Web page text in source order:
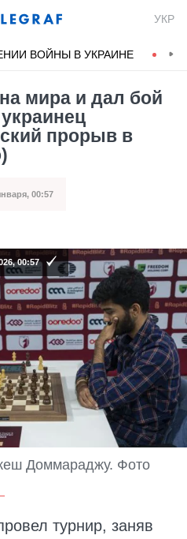
УКР
ВОЙНЫ В УКРАИНЕ
мира и дал бой
прорыв в
00:57
00:57
Доммараджу. Фото
турнир, заняв